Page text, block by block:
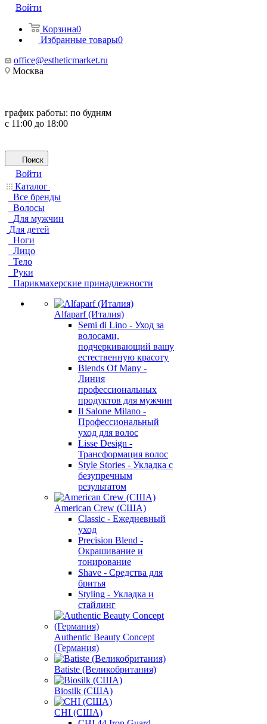
Войти
Корзина0
Избранные товары0
office@estheticmarket.ru
Москва
график работы: по будням
с 11:00 до 18:00
Поиск
Войти
Каталог
Все бренды
Волосы
Для мужчин
Для детей
Ноги
Лицо
Тело
Руки
Парикмахерские принадлежности
Alfaparf (Италия)
Semi di Lino - Уход за
волосами,
подчеркивающий вашу
естественную красоту
Blends Of Many -
Линия
профессиональных
продуктов для мужчин
Il Salone Milano -
Профессиональный
уход для волос
Lisse Design -
Трансформация волос
Style Stories - Укладка с
безупречным
результатом
American Crew (США)
Classic - Ежедневный
уход
Precision Blend -
Окрашивание и
тонирование
Shave - Средства для
бритья
Styling - Укладка и
стайлинг
Authentic Beauty Concept
(Германия)
Batiste (Великобритания)
Biosilk (США)
CHI (США)